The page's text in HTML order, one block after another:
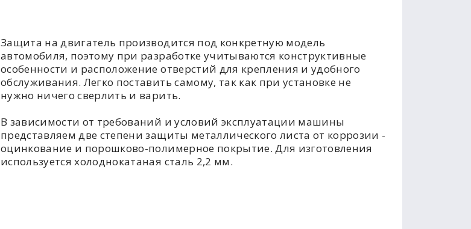
Защита на двигатель производится под конкретную модель
автомобиля, поэтому при разработке учитываются конструктивные
особенности и расположение отверстий для крепления и удобного
обслуживания. Легко поставить самому, так как при установке не
нужно ничего сверлить и варить.
В зависимости от требований и условий эксплуатации машины
представляем две степени защиты металлического листа от коррозии -
оцинкование и порошково-полимерное покрытие. Для изготовления
используется холоднокатаная сталь 2,2 мм.